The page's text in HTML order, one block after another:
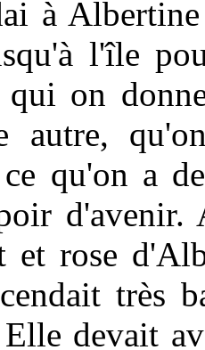
à
l'île
on
autre,
qu'on a
et rose
très
devait